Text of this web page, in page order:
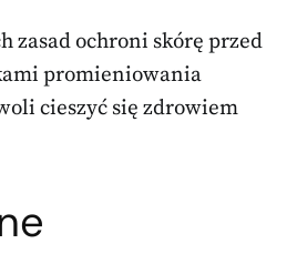
zasad ochroni skórę przed
promieniowania
cieszyć się zdrowiem